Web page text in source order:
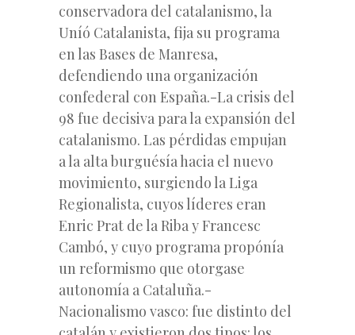
conservadora del catalanismo, la
Uníó Catalanista, fija su programa
en las Bases de Manresa,
defendiendo una organización
confederal con España.-La crisis del
98 fue decisiva para la expansión del
catalanismo. Las pérdidas empujan
a la alta burguésía hacia el nuevo
movimiento, surgiendo la Liga
Regionalista, cuyos líderes eran
Enric Prat de la Riba y Francesc
Cambó, y cuyo programa propónía
un reformismo que otorgase
autonomía a Cataluña.-
Nacionalismo vasco: fue distinto del